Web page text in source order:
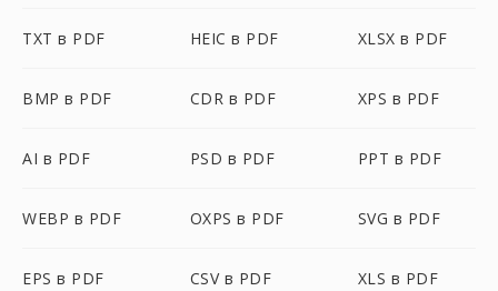
TXT в PDF HEIC в PDF XLSX в PDF
BMP в PDF CDR в PDF XPS в PDF
AI в PDF PSD в PDF PPT в PDF
WEBP в PDF OXPS в PDF SVG в PDF
EPS в PDF CSV в PDF XLS в PDF